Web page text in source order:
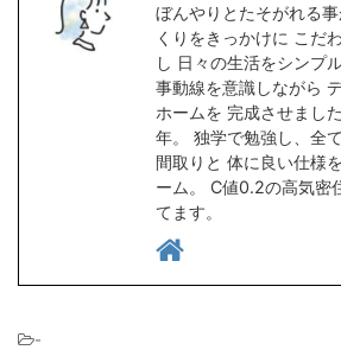
ぼんやりとたそがれる
くりをきっかけに こだ
し 日々の生活をシンプ
事動線を意識しながら
ホームを 完成させまし
年。 独学で勉強し、全
間取りと 体に良い仕様
ーム。 C値0.2の高気密
てます。
-